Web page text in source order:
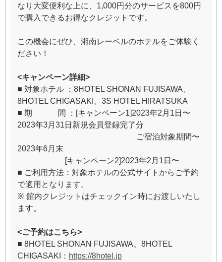
なり大変便利な上に、1,000円分のサービスを800円
で購入できるお得なクレジットです。
この機会にぜひ、湘南レーベルのホテルをご体験く
ださい！
<キャンペーン詳細>
■ 対象ホテル ：8HOTEL SHONAN FUJISAWA、
8HOTEL CHIGASAKI、3S HOTEL HIRATSUKA
■ 期 間 ：[キャンペーン1]2023年2月1日〜
2023年3月31日新規会員登録完了分
ご宿泊対象期間〜
2023年6月末
[キャンペーン2]2023年2月1日〜
■ ご利用方法：対象ホテルの公式サイトからご予約
で適用となります。
※ 館内クレジットはチェックイン時にお渡しいたし
ます。
<ご予約はこちら>
■ 8HOTEL SHONAN FUJISAWA、8HOTEL
CHIGASAKI： https://8hotel.jp